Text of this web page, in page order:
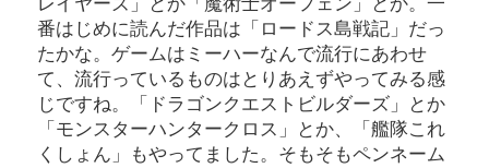
レイヤーズ」とか「魔術士オーフェン」とか。一
番はじめに読んだ作品は「ロードス島戦記」だっ
たかな。ゲームはミーハーなんで流行にあわせ
て、流行っているものはとりあえずやってみる感
じですね。「ドラゴンクエストビルダーズ」とか
「モンスターハンタークロス」とか、「艦隊これ
くしょん」もやってました。そもそもペンネーム